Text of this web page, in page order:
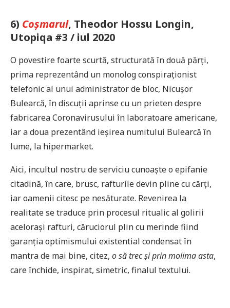
6) Coșmarul, Theodor Hossu Longin,
Utopiqa #3 / iul 2020
O povestire foarte scurtă, structurată în două părți,
prima reprezentând un monolog conspiraționist
telefonic al unui administrator de bloc, Nicușor
Bulearcă, în discuții aprinse cu un prieten despre
fabricarea Coronavirusului în laboratoare americane,
iar a doua prezentând ieșirea numitului Bulearcă în
lume, la hipermarket.
Aici, incultul nostru de serviciu cunoaște o epifanie
citadină, în care, brusc, rafturile devin pline cu cărți,
iar oamenii citesc pe nesăturate. Revenirea la
realitate se traduce prin procesul ritualic al golirii
acelorași rafturi, căruciorul plin cu merinde fiind
garanția optimismului existential condensat în
mantra de mai bine, citez, o să trec și prin molima asta,
care închide, inspirat, simetric, finalul textului.